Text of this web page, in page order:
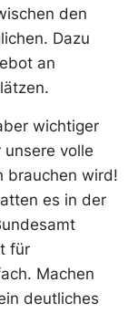
den
Dazu
an
wichtiger
volle
brauchen wird!
es in der
für
Machen
deutliches